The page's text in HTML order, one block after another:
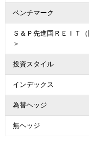
ベンチマーク
Ｓ＆Ｐ先進国ＲＥＩＴ
＞
投資スタイル
インデックス
為替ヘッジ
無ヘッジ